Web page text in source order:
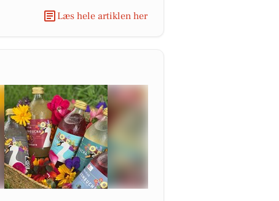
Læs hele artiklen her